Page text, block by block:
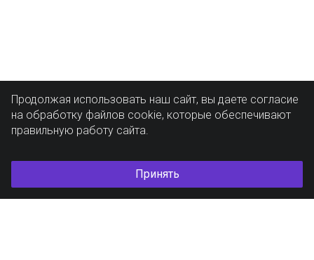
Продолжая использовать наш сайт, вы даете согласие
на обработку файлов cookie, которые обеспечивают
правильную работу сайта.
Принять